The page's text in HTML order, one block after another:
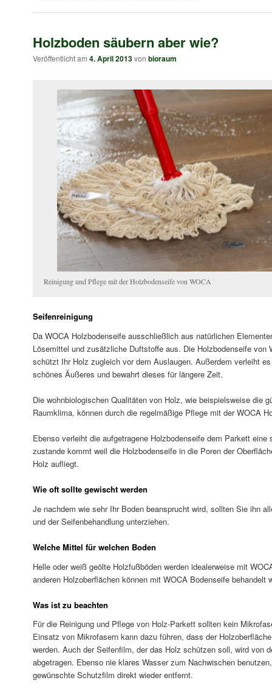
Holzboden säubern aber wie?
Veröffentlicht am 4. April 2013von bioraum
Reinigung und Pflege mit der Holzbodenseife von WOCA
Seifenreinigung
Da WOCA Holzbodenseife ausschließlich aus natürlichen
Lösemittel und zusätzliche Duftstoffe aus. Die Holzbodenseife von
schützt Ihr Holz zugleich vor dem Auslaugen. Außerdem verleiht
schönes Äußeres und bewahrt dieses für längere Zeit.
Die wohnbiologischen Qualitäten von Holz, wie beispielsweise die
Raumklima, können durch die regelmäßige Pflege mit der WOCA
Ebenso verleiht die aufgetragene Holzbodenseife dem Parkett
zustande kommt weil die Holzbodenseife in die Poren der
Holz aufliegt.
Wie oft sollte gewischt werden
Je nachdem wie sehr Ihr Boden beansprucht wird, sollten Sie ihn
und der Seifenbehandlung unterziehen.
Welche Mittel für welchen Boden
Helle oder weiß geölte Holzfußböden werden idealerweise mit
anderen Holzoberflächen können mit WOCA Bodenseife behandelt
Was ist zu beachten
Für die Reinigung und Pflege von Holz-Parkett sollten kein
Einsatz von Mikrofasern kann dazu führen, dass der
werden. Auch der Seifenfilm, der das Holz schützen soll, wird von
abgetragen. Ebenso nie klares Wasser zum Nachwischen
gewünschte Schutzfilm direkt wieder entfernt.